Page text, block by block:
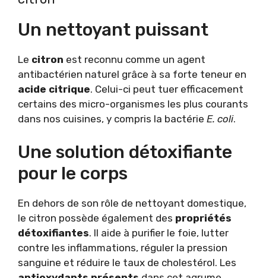
Un nettoyant puissant
Le citron est reconnu comme un agent
antibactérien naturel grâce à sa forte teneur en
acide citrique. Celui-ci peut tuer efficacement
certains des micro-organismes les plus courants
dans nos cuisines, y compris la bactérie E. coli.
Une solution détoxifiante
pour le corps
En dehors de son rôle de nettoyant domestique,
le citron possède également des propriétés
détoxifiantes. Il aide à purifier le foie, lutter
contre les inflammations, réguler la pression
sanguine et réduire le taux de cholestérol. Les